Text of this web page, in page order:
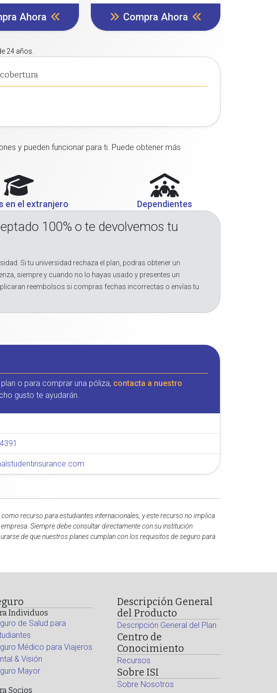
Ahora Compra Ahora
24 años.
y pueden funcionar para ti. Puede obtener más
en el extranjero Dependientes
100% o te devolvemos tu
Si tu universidad rechaza el plan, podras obtener un
siempre y cuando no lo hayas usado y presentes un
reembolsos si compras fechas incorrectas o envías tu
o para comprar una póliza, contacta a nuestro
gusto te ayudarán.
recurso para estudiantes internacionales, y este recurso no implica
Siempre debe consultar directamente con su institución
de que nuestros planes cumplan con los requisitos de seguro para
Individuos
de Salud para
Médico para Viajeros
& Visión
Mayor
Socios
Descripción General
del Producto
Descripción General del Plan
Centro de
Conocimiento
Recursos
Sobre ISI
Sobre Nosotros